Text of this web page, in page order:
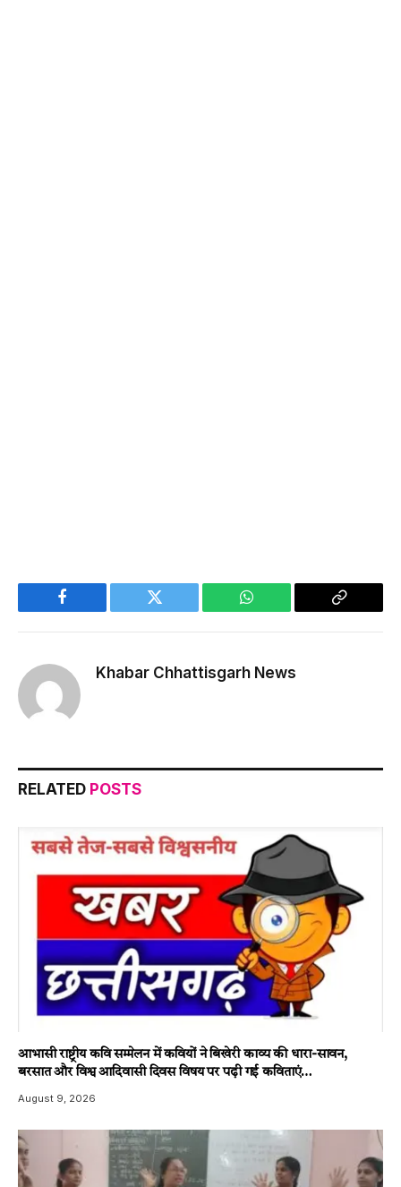
Facebook Twitter WhatsApp
Copy
Khabar Chhattisgarh News
RELATED POSTS
आभासी राष्ट्रीय कवि सम्मेलन में कवियों ने बिखेरी काव्य की धारा-सावन,
बरसात और विश्व आदिवासी दिवस विषय पर पढ़ी गई कविताएं…
August 9, 2026